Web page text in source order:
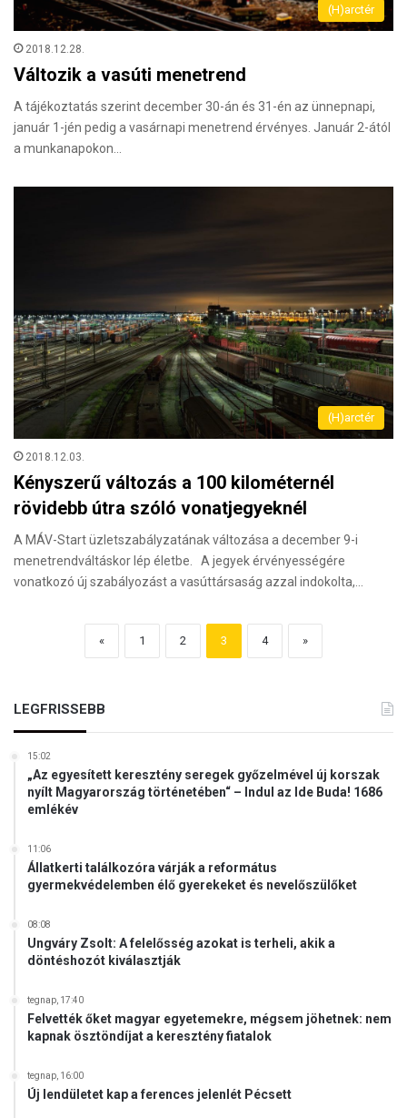
(H)arctér
2018.12.28.
Változik a vasúti menetrend
A tájékoztatás szerint december 30-án és 31-én az ünnepnapi,
január 1-jén pedig a vasárnapi menetrend érvényes. Január 2-ától
a munkanapokon…
(H)arctér
2018.12.03.
Kényszerű változás a 100 kilométernél
rövidebb útra szóló vonatjegyeknél
A MÁV-Start üzletszabályzatának változása a december 9-i
menetrendváltáskor lép életbe. A jegyek érvényességére
vonatkozó új szabályozást a vasúttársaság azzal indokolta,…
« 1 2 3 4 »
LEGFRISSEBB
15:02
„Az egyesített keresztény seregek győzelmével új korszak
nyílt Magyarország történetében“ – Indul az Ide Buda! 1686
emlékév
11:06
Állatkerti találkozóra várják a református
gyermekvédelemben élő gyerekeket és nevelőszülőket
08:08
Ungváry Zsolt: A felelősség azokat is terheli, akik a
döntéshozót kiválasztják
tegnap, 17:40
Felvették őket magyar egyetemekre, mégsem jöhetnek: nem
kapnak ösztöndíjat a keresztény fiatalok
tegnap, 16:00
Új lendületet kap a ferences jelenlét Pécsett